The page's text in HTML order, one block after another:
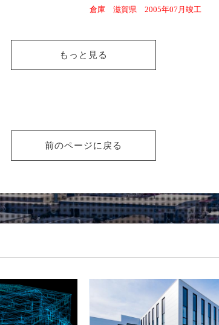
倉庫 滋賀県 2005年07月竣工
もっと見る
前のページに戻る